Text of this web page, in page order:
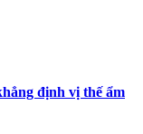
định vị thế ẩm